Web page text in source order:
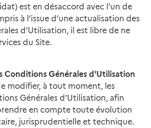
est en désaccord avec l’un de
à l’issue d’une actualisation des
d’Utilisation, il est libre de ne
du Site.
Conditions Générales d'Utilisation
modifier, à tout moment, les
Générales d’Utilisation, afin
en compte toute évolution
jurisprudentielle et technique.